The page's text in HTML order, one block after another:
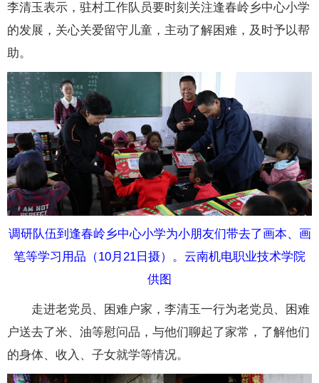
李清玉表示，驻村工作队员要时刻关注逢春岭乡中心小学
的发展，关心关爱留守儿童，主动了解困难，及时予以帮
助。
调研队伍到逢春岭乡中心小学为小朋友们带去了画本、画
笔等学习用品（10月21日摄）。云南机电职业技术学院
供图
走进老党员、困难户家，李清玉一行为老党员、困难
户送去了米、油等慰问品，与他们聊起了家常，了解他们
的身体、收入、子女就学等情况。